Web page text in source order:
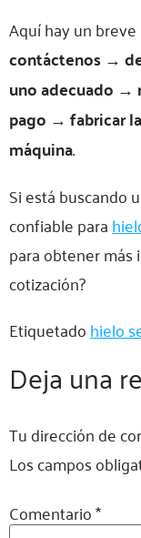
Aquí hay un
contáctenos →
uno adecuado →
pago → fabricar
máquina.
Si está buscando
confiable para
para obtener
cotización?
Etiquetadohielo
Deja una
Tu dirección de
Los campos
Comentario*